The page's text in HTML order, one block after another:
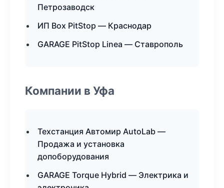
Петрозаводск
ИП Box PitStop — Краснодар
GARAGE PitStop Linea — Ставрополь
Компании в Уфа
Техстанция Автомир AutoLab —
Продажа и установка
допоборудования
GARAGE Torque Hybrid — Электрика и